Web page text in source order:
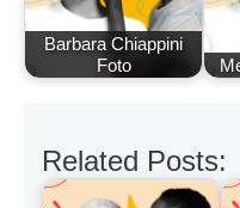
Barbara Chiappini
Foto
Related Posts: